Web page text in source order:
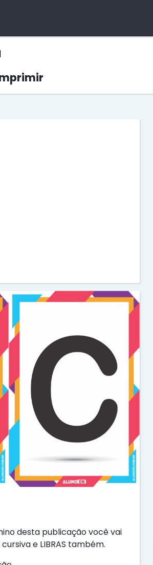
desta publicação você vai
e LIBRAS também.